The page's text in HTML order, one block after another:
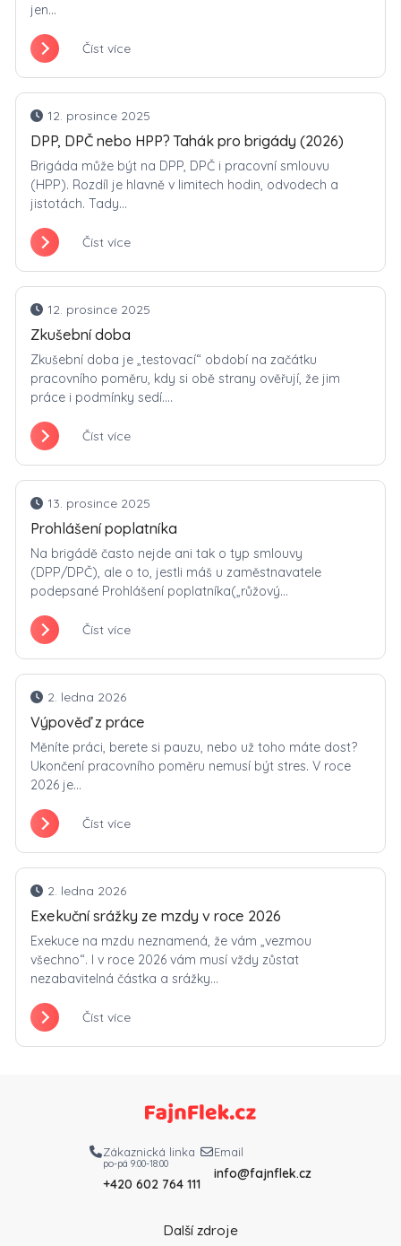
jen...
Číst více
12. prosince 2025
DPP, DPČ nebo HPP? Tahák pro brigády (2026)
Brigáda může být na DPP, DPČ i pracovní smlouvu
(HPP). Rozdíl je hlavně v limitech hodin, odvodech a
jistotách. Tady...
Číst více
12. prosince 2025
Zkušební doba
Zkušební doba je „testovací“ období na začátku
pracovního poměru, kdy si obě strany ověřují, že jim
práce i podmínky sedí....
Číst více
13. prosince 2025
Prohlášení poplatníka
Na brigádě často nejde ani tak o typ smlouvy
(DPP/DPČ), ale o to, jestli máš u zaměstnavatele
podepsané Prohlášení poplatníka(„růžový...
Číst více
2. ledna 2026
Výpověď z práce
Měníte práci, berete si pauzu, nebo už toho máte dost?
Ukončení pracovního poměru nemusí být stres. V roce
2026 je...
Číst více
2. ledna 2026
Exekuční srážky ze mzdy v roce 2026
Exekuce na mzdu neznamená, že vám „vezmou
všechno“. I v roce 2026 vám musí vždy zůstat
nezabavitelná částka a srážky...
Číst více
Zákaznická linka
po-pá 9:00-18:00
+420 602 764 111
Email
info@fajnflek.cz
Další zdroje